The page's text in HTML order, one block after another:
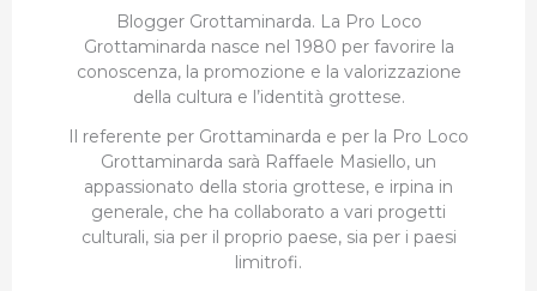
Blogger Grottaminarda. La Pro Loco
Grottaminarda nasce nel 1980 per favorire la
conoscenza, la promozione e la valorizzazione
della cultura e l’identità grottese.
Il referente per Grottaminarda e per la Pro Loco
Grottaminarda sarà Raffaele Masiello, un
appassionato della storia grottese, e irpina in
generale, che ha collaborato a vari progetti
culturali, sia per il proprio paese, sia per i paesi
limitrofi.